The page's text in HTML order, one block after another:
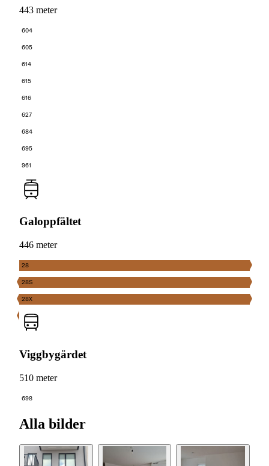
443 meter
604
605
614
615
616
627
684
695
961
Galoppfältet
446 meter
28
28S
28X
Viggbygärdet
510 meter
698
Alla bilder